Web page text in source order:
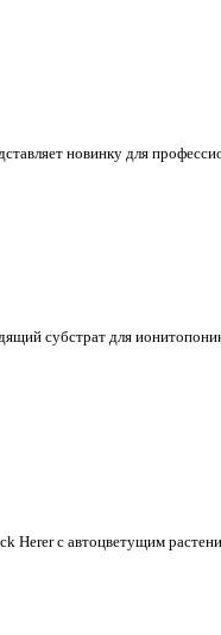
новинку для
субстрат для
Herer с автоцветущим